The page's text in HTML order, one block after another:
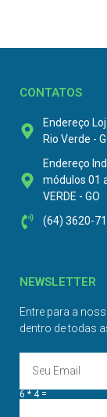
CONTATOS
Endereço
Rio Verde -
Endereço
módulos 01
VERDE - GO
(64) 3620-
NEWSLETTER
Entre para a
dentro de todas
6 * 4 =